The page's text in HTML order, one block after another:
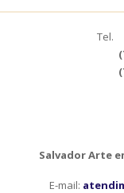
Tel.
Salvador Arte
E-mail: